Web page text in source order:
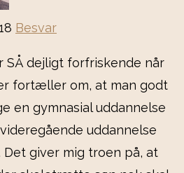
Besvar
SÅ dejligt forfriskende når
fortæller om, at man godt
en gymnasial uddannelse
uddannelse
giver mig troen på, at